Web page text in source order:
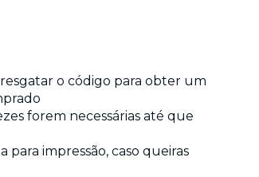
o código para obter um
forem necessárias até que
para impressão, caso queiras